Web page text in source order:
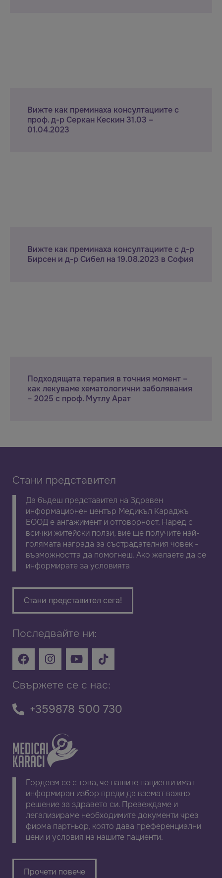
Вижте как преминаха консултациите с
проф. д-р Серкан Кескин 31.03 –
01.04.2023
Вижте как преминаха консултациите с д-р
Бирсен и д-р Сибел на 19.08.2023 в София
Подходящата терапия в точния момент –
как лекуваме хематологични заболявания
– 2025 с проф. Мутлу Арат
Стани представител
Да бъдеш представител на Здравен
информационен център Медикъл Караджъ
ЕООД е ангажимент и отговорност. Наред с
всички житейски ползи, вие ще получите най-
голямата награда за състрадателния човек -
възможността да помогнеш. Ако желаете да се
информирате за условията
Стани представител сега!
Последвайте ни:
Свържете се с нас:
+359878 500 730
Гордеем се с това, че нашите пациенти имат
информиран избор преди да вземат важно
решение за здравето си. Превеждаме и
легализираме необходимите документи чрез
фирма партньор, която дава преференциални
цени и условия на нашите пациенти.
Прочети повече